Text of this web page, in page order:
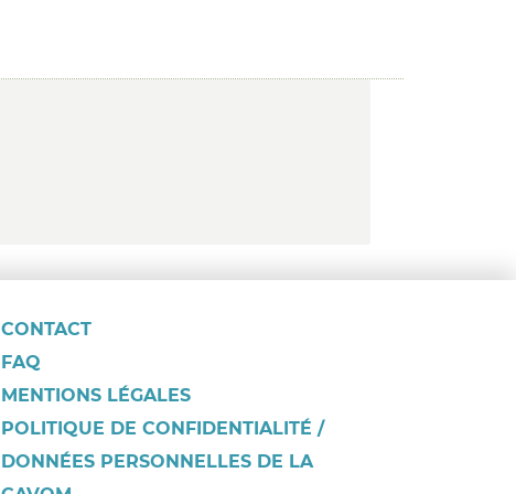
CONTACT
FAQ
MENTIONS LÉGALES
POLITIQUE DE CONFIDENTIALITÉ /
DONNÉES PERSONNELLES DE LA